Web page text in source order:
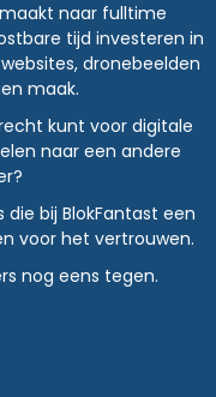
naar fulltime
tijd investeren in
dronebeelden
maak.
kunt voor digitale
naar een andere
die bij BlokFantast een
voor het vertrouwen.
nog eens tegen.